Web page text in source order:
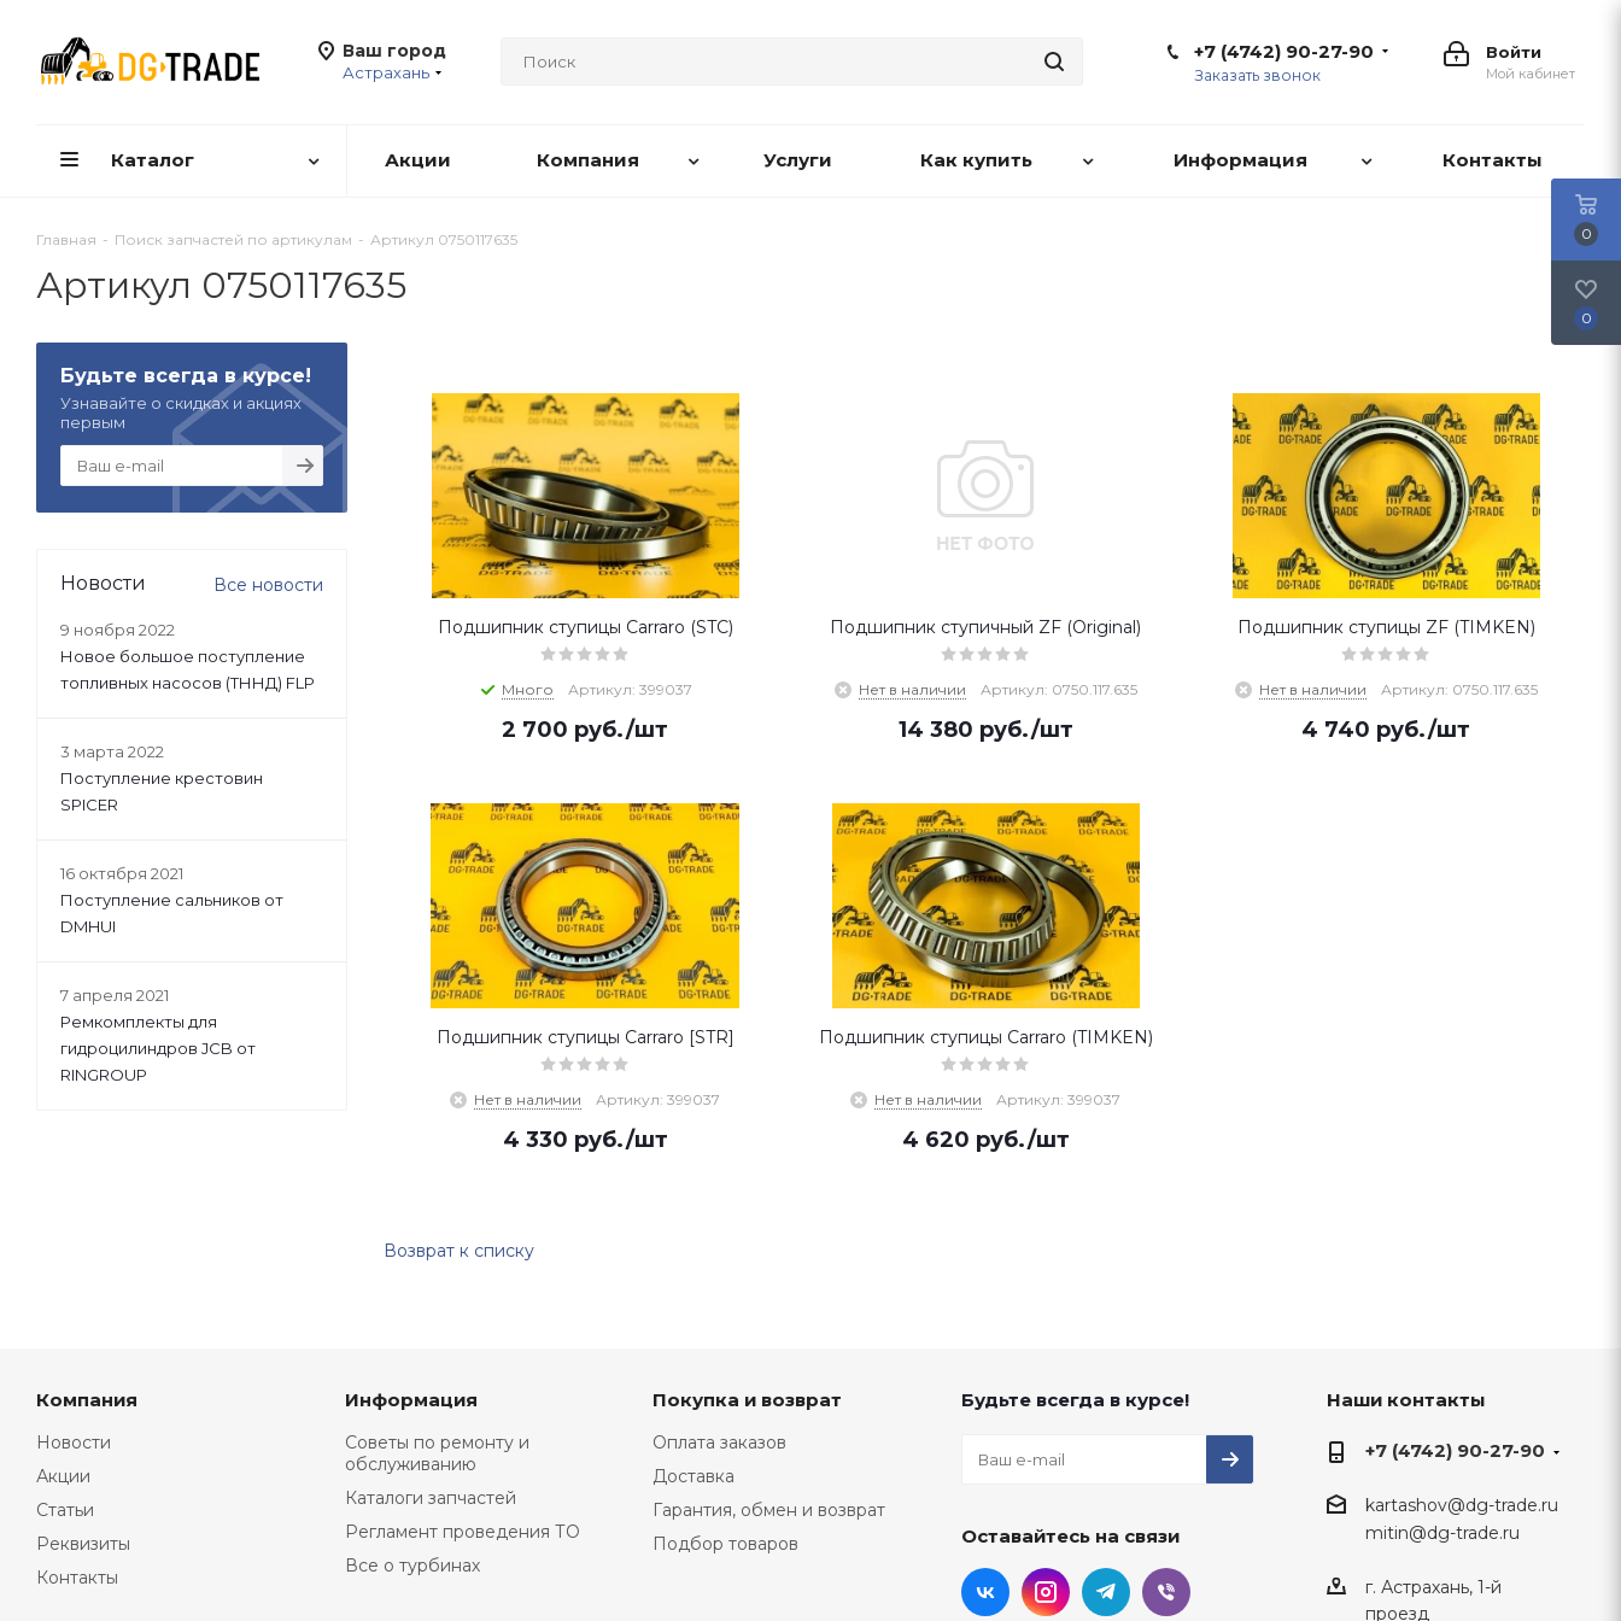
Ваш город
Астрахань
Войти
Мой кабинет
+7 (4742) 90-27-90
Заказать звонок
Каталог Акции Компания Услуги Как купить Информация Контакты
Главная - Поиск запчастей по артикулам - Артикул 0750117635
Артикул 0750117635
Подшипник ступицы Carraro (STC)
Много Артикул: 399037
2 700 руб./шт
Подшипник ступичный ZF (Original)
Нет в наличии Артикул: 0750.117.635
14 380 руб./шт
Подшипник ступицы ZF (TIMKEN)
Нет в наличии Артикул: 0750.117.635
4 740 руб./шт
Подшипник ступицы Carraro [STR]
Нет в наличии Артикул: 399037
4 330 руб./шт
Подшипник ступицы Carraro (TIMKEN)
Нет в наличии Артикул: 399037
4 620 руб./шт
Возврат к списку
Будьте всегда в курсе!
Узнавайте о скидках и акциях
первым
Новости Все новости
9 ноября 2022
Новое большое поступление
топливных насосов (ТННД) FLP
3 марта 2022
Поступление крестовин
SPICER
16 октября 2021
Поступление сальников от
DMHUI
7 апреля 2021
Ремкомплекты для
гидроцилиндров JCB от
RINGROUP
Компания
Новости
Акции
Статьи
Реквизиты
Контакты
Информация
Советы по ремонту и
обслуживанию
Каталоги запчастей
Регламент проведения ТО
Все о турбинах
Покупка и возврат
Оплата заказов
Доставка
Гарантия, обмен и возврат
Подбор товаров
Будьте всегда в курсе!
Оставайтесь на связи
Наши контакты
+7 (4742) 90-27-90
kartashov@dg-trade.ru
mitin@dg-trade.ru
г. Астрахань, 1-й
проезд
0
0